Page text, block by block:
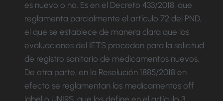
es nuevo o no. Es en el Decreto 433/2018, que
reglamenta parcialmente el artículo 72 del PND,
el que se establece de manera clara que las
evaluaciones del IETS proceden para la solicitud
de registro sanitario de medicamentos nuevos.
De otra parte, en la Resolución 1885/2018 en
efecto se reglamentan los medicamentos off
label o UNIRS, que los define en el artículo 3.